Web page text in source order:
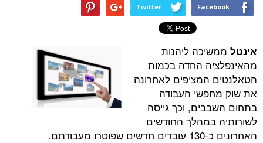
Twitter
ליהנות
החדה בכמות
המציפים לאחרונה
העבודה
וכך גייסה
במהלך החודשים